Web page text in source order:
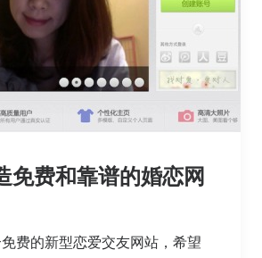
免费和靠谱的婚恋网
费的新型恋爱交友网站，希望